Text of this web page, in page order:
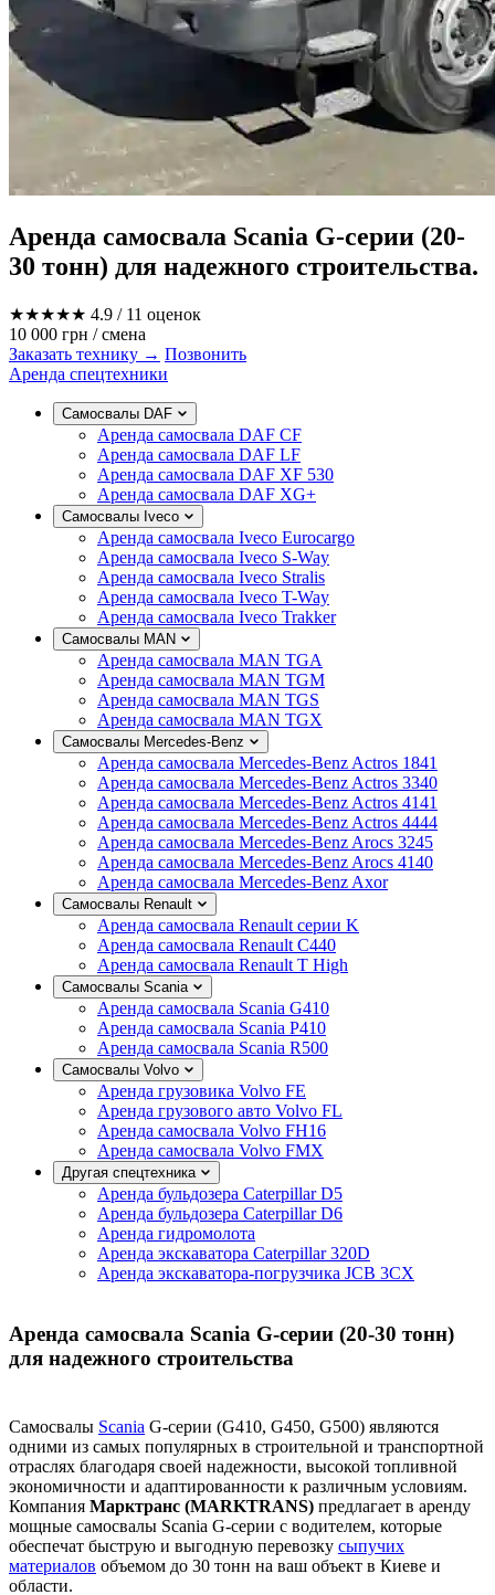
Аренда самосвала Scania G-серии (20-
30 тонн) для надежного строительства.
★★★★★ 4.9 / 11 оценок
10 000 грн / смена
Заказать технику → Позвонить
Аренда спецтехники
Самосвалы DAF
Аренда самосвала DAF CF
Аренда самосвала DAF LF
Аренда самосвала DAF XF 530
Аренда самосвала DAF XG+
Самосвалы Iveco
Аренда самосвала Iveco Eurocargo
Аренда самосвала Iveco S-Way
Аренда самосвала Iveco Stralis
Аренда самосвала Iveco T-Way
Аренда самосвала Iveco Trakker
Самосвалы MAN
Аренда самосвала MAN TGA
Аренда самосвала MAN TGM
Аренда самосвала MAN TGS
Аренда самосвала MAN TGX
Самосвалы Mercedes-Benz
Аренда самосвала Mercedes-Benz Actros 1841
Аренда самосвала Mercedes-Benz Actros 3340
Аренда самосвала Mercedes-Benz Actros 4141
Аренда самосвала Mercedes-Benz Actros 4444
Аренда самосвала Mercedes-Benz Arocs 3245
Аренда самосвала Mercedes-Benz Arocs 4140
Аренда самосвала Mercedes-Benz Axor
Самосвалы Renault
Аренда самосвала Renault серии K
Аренда самосвала Renault C440
Аренда самосвала Renault T High
Самосвалы Scania
Аренда самосвала Scania G410
Аренда самосвала Scania P410
Аренда самосвала Scania R500
Самосвалы Volvo
Аренда грузовика Volvo FE
Аренда грузового авто Volvo FL
Аренда самосвала Volvo FH16
Аренда самосвала Volvo FMX
Другая спецтехника
Аренда бульдозера Caterpillar D5
Аренда бульдозера Caterpillar D6
Аренда гидромолота
Аренда экскаватора Caterpillar 320D
Аренда экскаватора-погрузчика JCB 3CX
Аренда самосвала Scania G-серии (20-30 тонн)
для надежного строительства
Самосвалы Scania G-серии (G410, G450, G500) являются
одними из самых популярных в строительной и транспортной
отраслях благодаря своей надежности, высокой топливной
экономичности и адаптированности к различным условиям.
Компания Марктранс (MARKTRANS) предлагает в аренду
мощные самосвалы Scania G-серии с водителем, которые
обеспечат быструю и выгодную перевозку сыпучих
материалов объемом до 30 тонн на ваш объект в Киеве и
области.